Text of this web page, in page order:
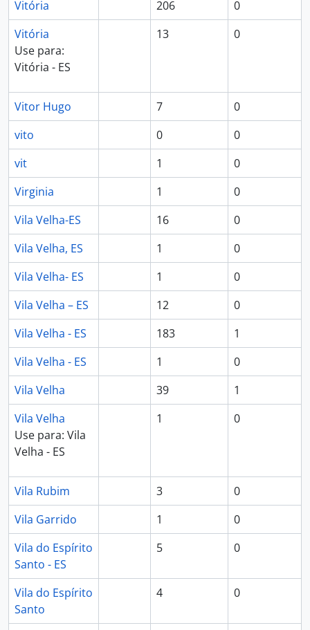
Vitória
206
0
Vitória
Use para:
Vitória - ES
13 0
Vitor Hugo 7
0
vito
0
0
vit
1
0
Virginia
1
0
Vila Velha-ES
16
0
Vila Velha, ES
1
0
Vila Velha- ES
1
0
Vila Velha – ES
12
0
Vila Velha - ES
183
1
Vila Velha - ES
1
0
Vila Velha
39
1
Vila Velha
Use para: Vila
Velha - ES
1 0
Vila Rubim 3
0
Vila Garrido
1
0
Vila do Espírito
Santo - ES
5 0
Vila do Espírito
Santo
4 0